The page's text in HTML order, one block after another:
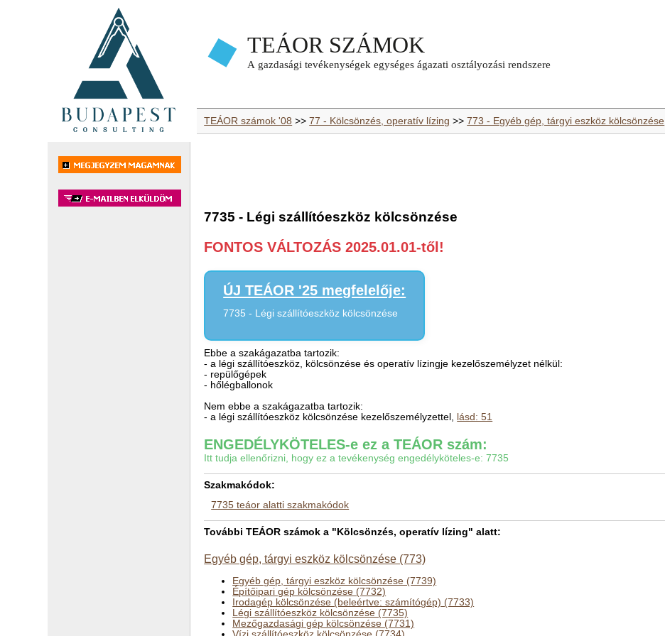
TEÁOR számok '08 >>77 - Kölcsönzés, operatív lízing >>773 - Egyéb gép, tárgyi eszköz kölcsönzése
7735 - Légi szállítóeszköz kölcsönzése
FONTOS VÁLTOZÁS 2025.01.01-től!
ÚJ TEÁOR '25 megfelelője:
7735 - Légi szállítóeszköz kölcsönzése
Ebbe a szakágazatba tartozik:
- a légi szállítóeszköz, kölcsönzése és operatív lízingje kezelőszemélyzet nélkül:
- repülőgépek
- hőlégballonok
Nem ebbe a szakágazatba tartozik:
- a légi szállítóeszköz kölcsönzése kezelőszemélyzettel, lásd: 51
ENGEDÉLYKÖTELES-e ez a TEÁOR szám:
Itt tudja ellenőrizni, hogy ez a tevékenység engedélyköteles-e: 7735
Szakmakódok:
7735 teáor alatti szakmakódok
További TEÁOR számok a "Kölcsönzés, operatív lízing" alatt:
Egyéb gép, tárgyi eszköz kölcsönzése (773)
Egyéb gép, tárgyi eszköz kölcsönzése (7739)
Építőipari gép kölcsönzése (7732)
Irodagép kölcsönzése (beleértve: számítógép) (7733)
Légi szállítóeszköz kölcsönzése (7735)
Mezőgazdasági gép kölcsönzése (7731)